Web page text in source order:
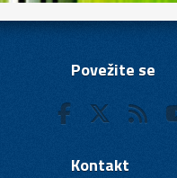
Povežite se
Kontakt